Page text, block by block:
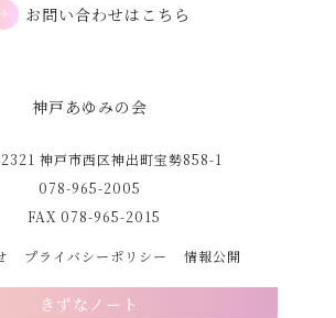
お問い合わせはこちら
神戸あゆみの会
神戸市西区神出町宝勢858-1
078-965-2005
FAX 078-965-2015
プライバシーポリシー 情報公開
きずなノート